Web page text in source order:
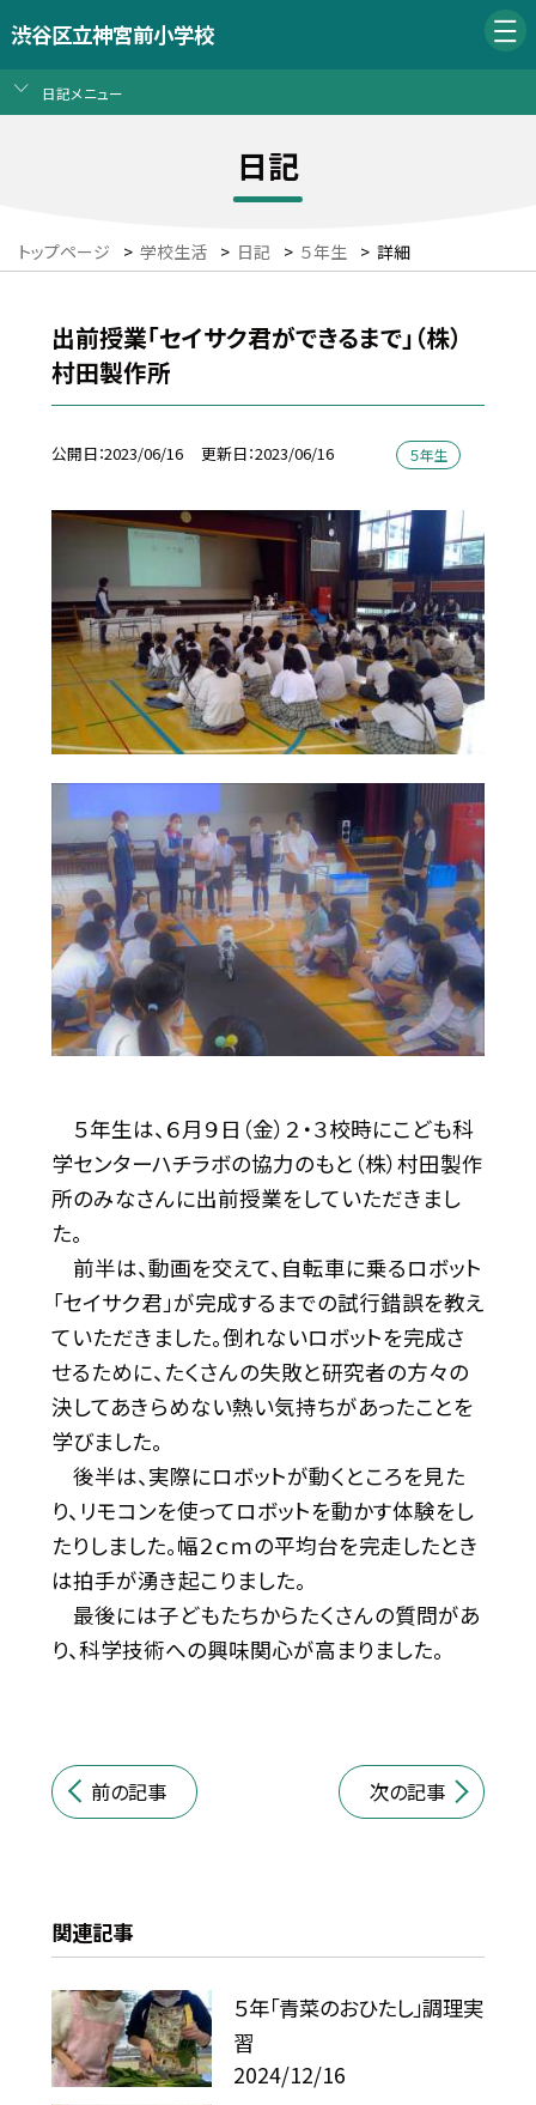
渋谷区立神宮前小学校
日記メニュー
日記
トップページ > 学校生活 > 日記 > ５年生 > 詳細
出前授業「セイサク君ができるまで」（株）
村田製作所
公開日 2023/06/16 更新日 2023/06/16 ５年生
５年生は、６月９日（金）２・３校時にこども科
学センターハチラボの協力のもと（株）村田製作
所のみなさんに出前授業をしていただきまし
た。
前半は、動画を交えて、自転車に乗るロボット
「セイサク君」が完成するまでの試行錯誤を教え
ていただきました。倒れないロボットを完成さ
せるために、たくさんの失敗と研究者の方々の
決してあきらめない熱い気持ちがあったことを
学びました。
後半は、実際にロボットが動くところを見た
り、リモコンを使ってロボットを動かす体験をし
たりしました。幅２ｃｍの平均台を完走したとき
は拍手が湧き起こりました。
最後には子どもたちからたくさんの質問があ
り、科学技術への興味関心が高まりました。
前の記事 次の記事
関連記事
５年「青菜のおひたし」調理実
習
2024/12/16